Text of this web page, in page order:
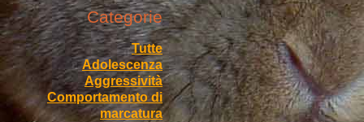
Categorie
Tutte
Adolescenza
Aggressività
Comportamento di
marcatura